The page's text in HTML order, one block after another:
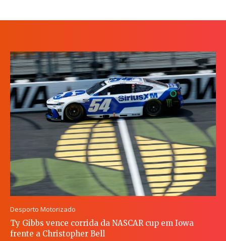
Desporto Motorizado
Ty Gibbs vence corrida da NASCAR cup em Iowa
frente a Christopher Bell